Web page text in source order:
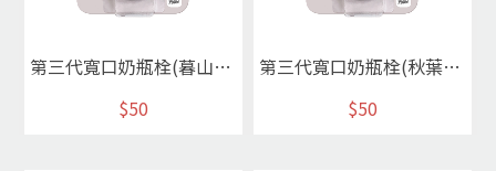
第三代寬口奶瓶栓(暮山紫)
$50
第三代寬口奶瓶栓(秋葉黃)
$50